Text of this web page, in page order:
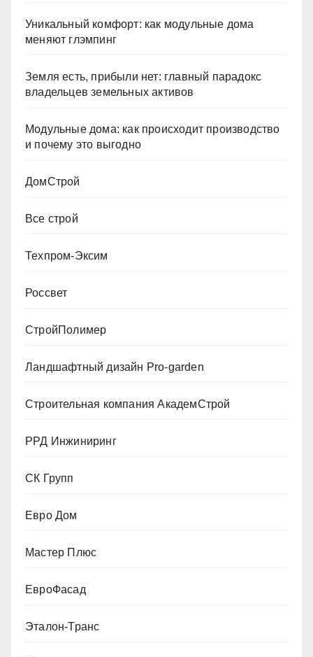
Уникальный комфорт: как модульные дома
меняют глэмпинг
Земля есть, прибыли нет: главный парадокс
владельцев земельных активов
Модульные дома: как происходит производство
и почему это выгодно
ДомСтрой
Все строй
Техпром-Эксим
Россвет
СтройПолимер
Ландшафтный дизайн Pro-garden
Строительная компания АкадемСтрой
РРД Инжиниринг
СК Групп
Евро Дом
Мастер Плюс
ЕвроФасад
Эталон-Транс